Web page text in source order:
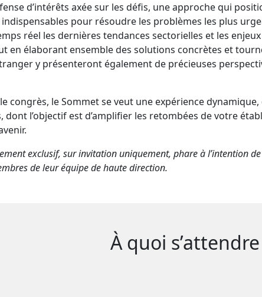
d’intérêts axée sur les défis, une approche qui
pour résoudre les problèmes les plus
réel les dernières tendances sectorielles et les
en élaborant ensemble des solutions concrètes et
y présenteront également de précieuses
congrès, le Sommet se veut une expérience
dont l’objectif est d’amplifier les retombées de votre
exclusif, sur invitation uniquement, phare à l’intention
de leur équipe de haute direction.
À quoi s’attendre